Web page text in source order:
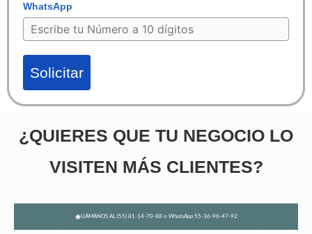
WhatsApp
Solicitar
¿QUIERES QUE TU NEGOCIO LO
VISITEN MÁS CLIENTES?
LlÁMANOS AL (55) 81-14-70-88 o WhatsApp 55-36-96-47-92